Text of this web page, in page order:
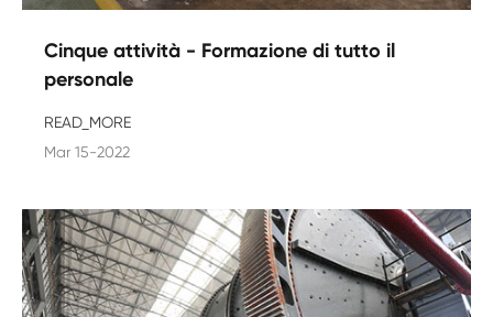
Cinque attività - Formazione di tutto il
personale
READ_MORE
Mar 15-2022